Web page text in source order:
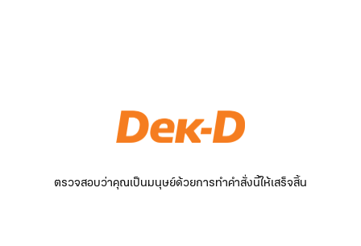
ตรวจสอบว่าคุณเป็นมนุษย์ด้วยการทำคำสั่งนี้ให้เสร็จสิ้น